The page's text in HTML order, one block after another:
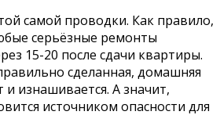
самой проводки. Как правило,
серьёзные ремонты
15-20 после сдачи квартиры.
сделанная, домашняя
и изнашивается. А значит,
источником опасности для